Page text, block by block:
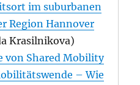
im suburbanen
Region Hannover
Krasilnikova)
von Shared Mobility
– Wie